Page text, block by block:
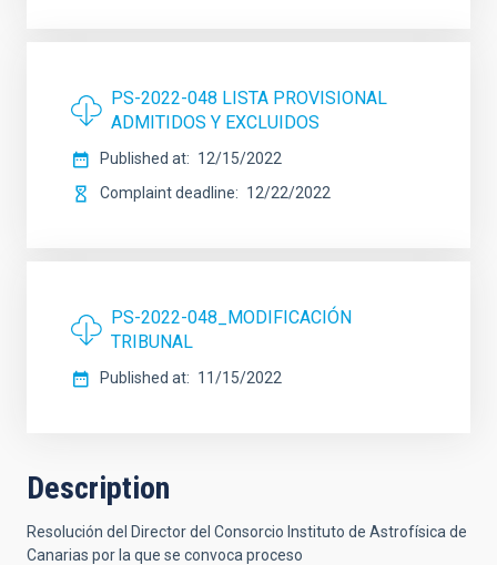
PS-2022-048 LISTA PROVISIONAL
ADMITIDOS Y EXCLUIDOS
Published at
12/15/2022
Complaint deadline
12/22/2022
PS-2022-048_MODIFICACIÓN
TRIBUNAL
Published at 11/15/2022
Description
Resolución del Director del Consorcio Instituto de Astrofísica de
Canarias por la que se convoca proceso